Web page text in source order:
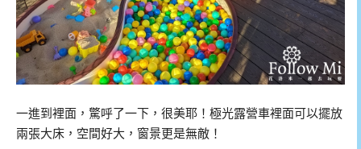
一進到裡面，驚呼了一下，很美耶！極光露營車裡面可以擺放
兩張大床，空間好大，窗景更是無敵！